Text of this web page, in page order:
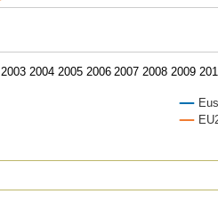
2003 2004 2005 2006 2007 2008 2009